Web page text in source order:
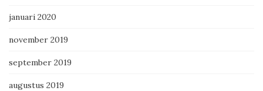
januari 2020
november 2019
september 2019
augustus 2019